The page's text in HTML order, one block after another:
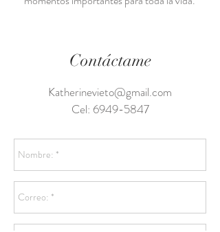
Contáctame
Katherinevieto@gmail.com
Cel: 6949-5847